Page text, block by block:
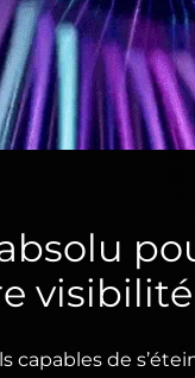
visibilité
capables de